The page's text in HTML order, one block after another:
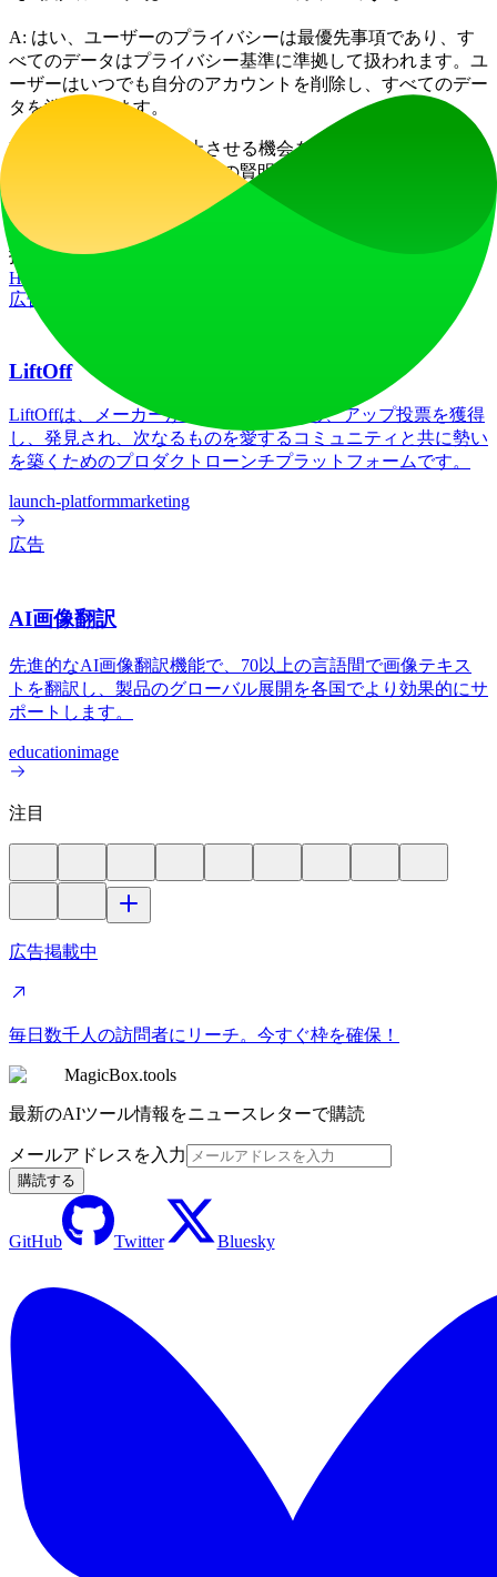
A: はい、ユーザーのプライバシーは最優先事項であり、す
べてのデータはプライバシー基準に準拠して扱われます。ユ
ーザーはいつでも自分のアカウントを削除し、すべてのデー
タを消去できます。
Lebenmasterで人生を向上させる機会を活用しましょう – よ
り生産的で充実した未来への賢明な選択です！
ウェブサイトトラフィック
0/mo
技術スタック
HSTS
広告
LiftOff
LiftOffは、メーカーが製品をローンチし、アップ投票を獲得
し、発見され、次なるものを愛するコミュニティと共に勢い
を築くためのプロダクトローンチプラットフォームです。
launch-platformmarketing
広告
AI画像翻訳
先進的なAI画像翻訳機能で、70以上の言語間で画像テキス
トを翻訳し、製品のグローバル展開を各国でより効果的にサ
ポートします。
educationimage
注目
広告掲載中
毎日数千人の訪問者にリーチ。今すぐ枠を確保！
MagicBox.tools
最新のAIツール情報をニュースレターで購読
メールアドレスを入力
購読する
GitHub Twitter Bluesky